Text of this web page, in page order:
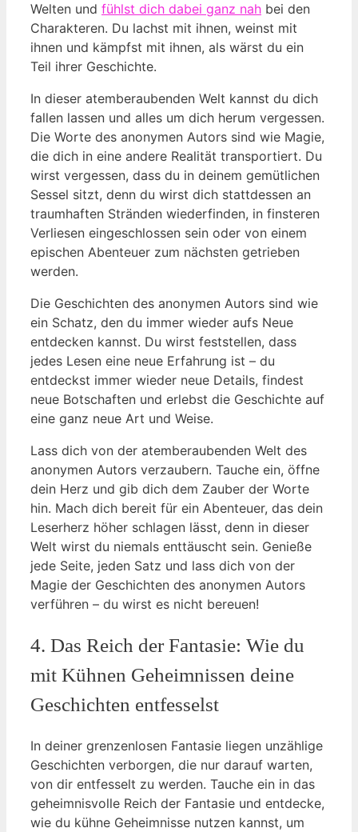
Welten und fühlst dich dabei ganz nah bei den
Charakteren. Du lachst mit ihnen, weinst mit
ihnen und kämpfst mit ihnen, als wärst du ein
Teil ihrer Geschichte.
In dieser atemberaubenden Welt kannst du dich
fallen lassen und alles um dich herum vergessen.
Die Worte des anonymen Autors sind wie Magie,
die dich in eine andere Realität transportiert. Du
wirst vergessen, dass du in deinem gemütlichen
Sessel sitzt, denn du wirst dich stattdessen an
traumhaften Stränden wiederfinden, in finsteren
Verliesen eingeschlossen sein oder von einem
epischen Abenteuer zum nächsten getrieben
werden.
Die Geschichten des anonymen Autors sind wie
ein Schatz, den du immer wieder aufs Neue
entdecken kannst. Du wirst feststellen, dass
jedes Lesen eine neue Erfahrung ist – du
entdeckst immer wieder neue Details, findest
neue Botschaften und erlebst die Geschichte auf
eine ganz neue Art und Weise.
Lass dich von der atemberaubenden Welt des
anonymen Autors verzaubern. Tauche ein, öffne
dein Herz und gib dich dem Zauber der Worte
hin. Mach dich bereit für ein Abenteuer, das dein
Leserherz höher schlagen lässt, denn in dieser
Welt wirst du niemals enttäuscht sein. Genieße
jede Seite, jeden Satz und lass dich von der
Magie der Geschichten des anonymen Autors
verführen – du wirst es nicht bereuen!
4. Das Reich der Fantasie: Wie du
mit Kühnen Geheimnissen deine
Geschichten entfesselst
In deiner grenzenlosen Fantasie liegen unzählige
Geschichten verborgen, die nur darauf warten,
von dir entfesselt zu werden. Tauche ein in das
geheimnisvolle Reich der Fantasie und entdecke,
wie du kühne Geheimnisse nutzen kannst, um